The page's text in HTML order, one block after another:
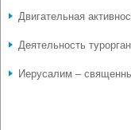
Двигательная
Деятельность
Иерусалим –